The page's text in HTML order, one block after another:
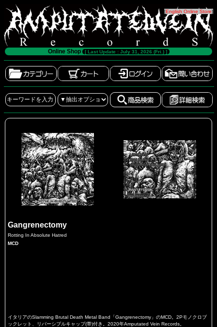
[English Online Store]
Online Shop [ Last Update : July 31, 2026 (Fri.) ]
Gangrenectomy
Rotting In Absolute Hatred
MCD
イタリアのSlamming Brutal Death Metal Band「Gangrenectomy」のMCD。2Pモノクロブ
ックレット、リバーシブルキャップ(帯)付き。2020年Amputated Vein Records。